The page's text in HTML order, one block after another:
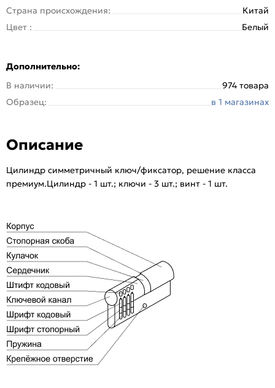
Страна происхождения:
Китай
Цвет :
Белый
Дополнительно:
В наличии:
974 товара
Образец:
в 1 магазинах
Описание
Цилиндр симметричный ключ/фиксатор, решение класса
премиум.Цилиндр - 1 шт.; ключи - 3 шт.; винт - 1 шт.